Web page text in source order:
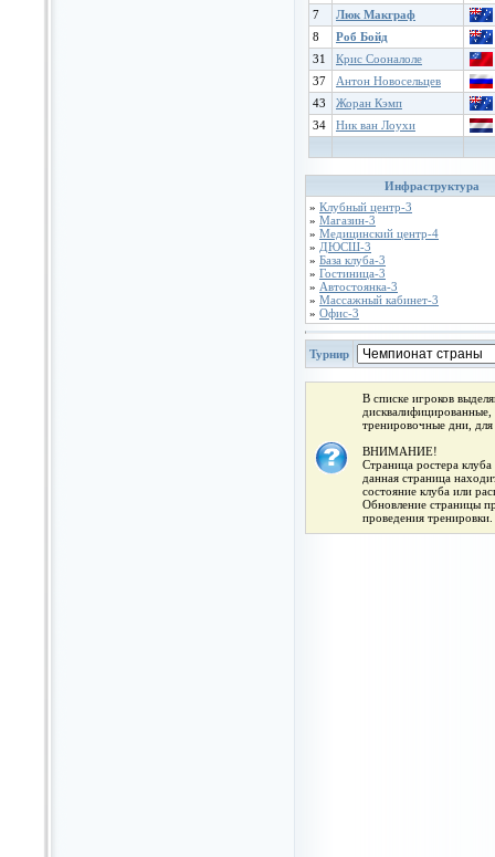
7
Люк Макграф
8
Роб Бойд
31
Крис Сооналоле
37
Антон Новосельцев
43
Жоран Кэмп
34
Ник ван Лоухи
Инфраструктура
» Клубный центр-3
» Магазин-3
» Медицинский центр-4
» ДЮСШ-3
» База клуба-3
» Гостиница-3
» Автостоянка-3
» Массажный кабинет-3
» Офис-3
Турнир
В списке игроков
тренировочные дни,
ВНИМАНИЕ!
Страница ростера
данная страница
состояние клуба или
Обновление страницы
проведения тренировки.